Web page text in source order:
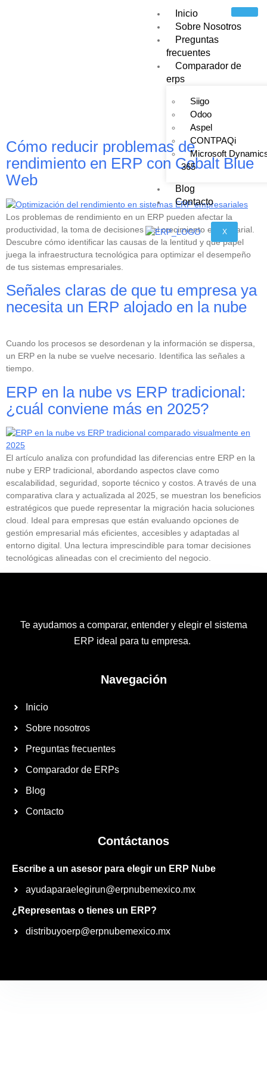
Inicio
Sobre Nosotros
Preguntas
frecuentes
Comparador de
erps
Siigo
Odoo
Aspel
CONTPAQi
Microsoft
365
Blog
Contacto
X
automatización de
Cómo reducir problemas de
rendimiento en ERP con Cobalt Blue
Web
Los problemas de rendimiento en un ERP pueden afectar la
productividad, la toma de decisiones y el crecimiento empresarial.
Descubre cómo identificar las causas de la lentitud y qué papel
juega la infraestructura tecnológica para optimizar el desempeño
de tus sistemas empresariales.
Señales claras de que tu empresa ya
necesita un ERP alojado en la nube
Cuando los procesos se desordenan y la información se dispersa,
un ERP en la nube se vuelve necesario. Identifica las señales a
tiempo.
ERP en la nube vs ERP tradicional:
¿cuál conviene más en 2025?
El artículo analiza con profundidad las diferencias entre ERP en la
nube y ERP tradicional, abordando aspectos clave como
escalabilidad, seguridad, soporte técnico y costos. A través de una
comparativa clara y actualizada al 2025, se muestran los beneficios
estratégicos que puede representar la migración hacia soluciones
cloud. Ideal para empresas que están evaluando opciones de
gestión empresarial más eficientes, accesibles y adaptadas al
entorno digital. Una lectura imprescindible para tomar decisiones
tecnológicas alineadas con el crecimiento del negocio.
Te ayudamos a comparar, entender y elegir el sistema
ERP ideal para tu empresa.
Navegación
Inicio
Sobre nosotros
Preguntas frecuentes
Comparador de ERPs
Blog
Contacto
Contáctanos
Escribe a un asesor para elegir un ERP Nube
ayudaparaelegirun@erpnubemexico.mx
¿Representas o tienes un ERP?
distribuyoerp@erpnubemexico.mx